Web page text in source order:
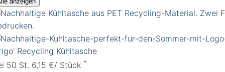
Recycling Kühltasche
50 St. 6,15 €/ Stück *